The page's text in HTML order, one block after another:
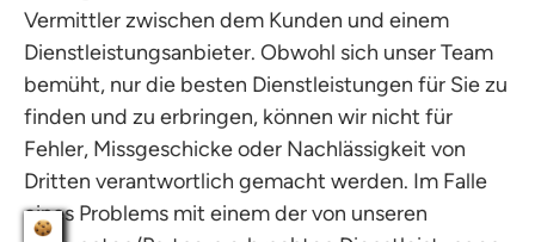
Vermittler zwischen dem Kunden und einem
Dienstleistungsanbieter. Obwohl sich unser Team
bemüht, nur die besten Dienstleistungen für Sie zu
finden und zu erbringen, können wir nicht für
Fehler, Missgeschicke oder Nachlässigkeit von
Dritten verantwortlich gemacht werden. Im Falle
eines Problems mit einem der von unseren